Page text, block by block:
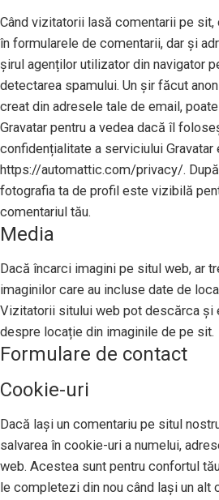
Când vizitatorii lasă comentarii pe
în formularele de comentarii, dar și
șirul agenților utilizator din navigator
detectarea spamului. Un șir făcut
creat din adresele tale de email,
Gravatar pentru a vedea dacă îl
confidențialitate a serviciului
https://automattic.com/privacy/.
fotografia ta de profil este vizibilă
comentariul tău.
Media
Dacă încarci imagini pe situl web, ar
imaginilor care au incluse date de
Vizitatorii sitului web pot descărca și
despre locație din imaginile de pe sit.
Formulare de contact
Cookie-uri
Dacă lași un comentariu pe situl
salvarea în cookie-uri a numelui,
web. Acestea sunt pentru confortul
le completezi din nou când lași un alt